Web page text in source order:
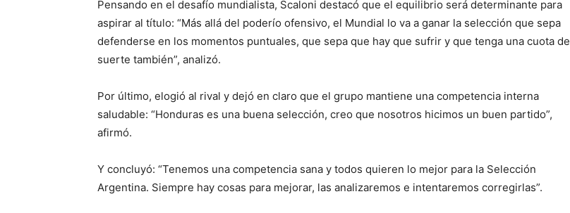
Pensando en el desafío mundialista, Scaloni destacó que el equilibrio será determinante para
aspirar al título: “Más allá del poderío ofensivo, el Mundial lo va a ganar la selección que sepa
defenderse en los momentos puntuales, que sepa que hay que sufrir y que tenga una cuota de
suerte también”, analizó.
Por último, elogió al rival y dejó en claro que el grupo mantiene una competencia interna
saludable: “Honduras es una buena selección, creo que nosotros hicimos un buen partido”,
afirmó.
Y concluyó: “Tenemos una competencia sana y todos quieren lo mejor para la Selección
Argentina. Siempre hay cosas para mejorar, las analizaremos e intentaremos corregirlas”.